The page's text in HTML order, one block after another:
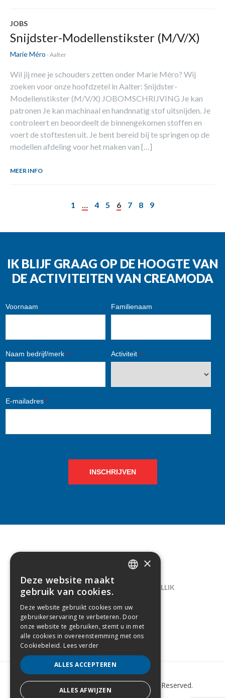
JOBS
Snijdster-Modellenstikster (M/V/X)
Marie Méro - Aalter
Wil jij mee je schouders zetten onder Marie Méro? Wij
zoeken voor onze hoofdzetel in Aalter: Snijdster-
Modellenstikster (M/V/X) JOBOMSCHRIJVING Je kan
patronen Je kan machinaal en handnnatig stof uitsnijden. Je
controleert en beoordeelt de binnengekomen stoffen en
voert de stoftesten uit. Je bent bereid bij te springen op de
modellen afdeling voor het maken van […]
MEER INFO
1 4 5 6 7 8 9
IK BLIJF GRAAG OP DE HOOGTE VAN
DE ACTIVITEITEN VAN CREAMODA
Voornaam Familienaam
Naam bedrijf/merk * Activiteit *
E-mailadres *
INSCHRIJVEN
CONTACT
LELIEGAARDE 22, B-1731 ZELLIK
02/238.10.11
INFO@CREAMODA.BE
BE0407.694.265
Copyright © 2022 Creamoda. All Rights Reserved.
×
Deze website maakt
gebruik van cookies.
Deze website gebruikt cookies om uw
gebruikerservaring te verbeteren. Door
onze website te gebruiken, stemt u in met
alle cookies in overeenstemming met ons
Cookiebeleid. Lees verder
ALLES ACCEPTEREN
ALLES AFWIJZEN